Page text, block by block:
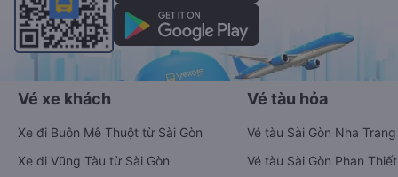
Vé xe khách
Xe đi Buôn Mê Thuột từ Sài Gòn
Xe đi Vũng Tàu từ Sài Gòn
Vé tàu hỏa
Vé tàu Sài Gòn Nha Trang
Vé tàu Sài Gòn Phan Thiết